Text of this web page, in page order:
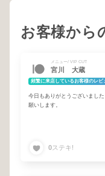
お客様から
メニュー/ VIP CUT
宮川 大蔵
頻繁に来店しているお客様のレビ
今日もありがとうございまし
願いします。
0ステキ!